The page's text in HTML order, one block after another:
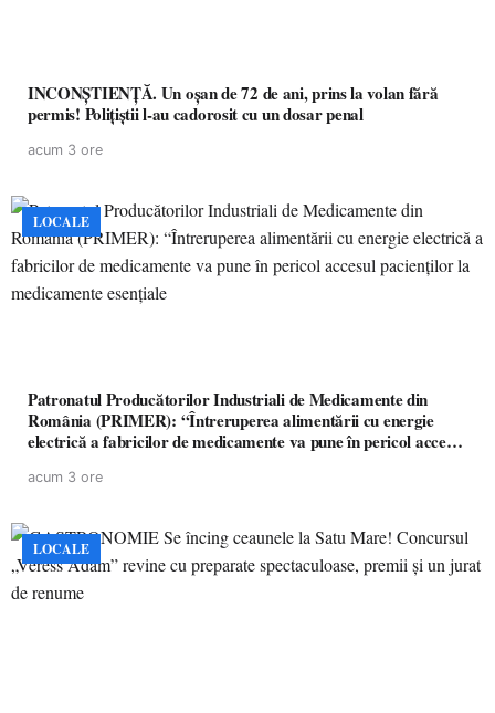
INCONȘTIENȚĂ. Un oșan de 72 de ani, prins la volan fără
permis! Polițiștii l-au cadorosit cu un dosar penal
acum 3 ore
LOCALE
Patronatul Producătorilor Industriali de Medicamente din
România (PRIMER): “Întreruperea alimentării cu energie
electrică a fabricilor de medicamente va pune în pericol accesul
acum 3 ore
LOCALE